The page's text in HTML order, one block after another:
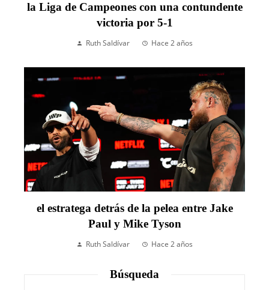
la Liga de Campeones con una contundente
victoria por 5-1
Ruth Saldívar Hace 2 años
el estratega detrás de la pelea entre Jake
Paul y Mike Tyson
Ruth Saldívar Hace 2 años
Búsqueda